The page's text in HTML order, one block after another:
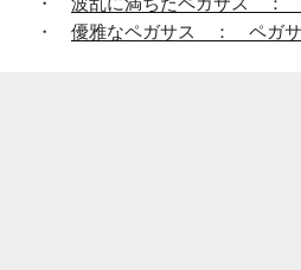
・ 優雅なペガサス ： ペガサ